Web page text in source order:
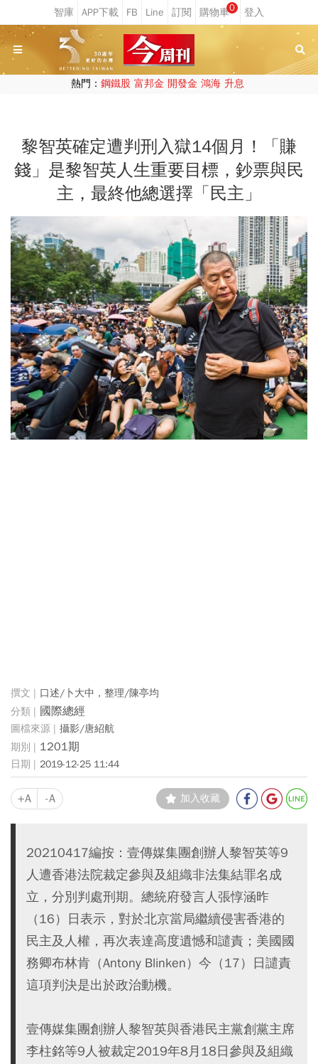
0
熱門： 鋼鐵股 富邦金 開發金 鴻海 升息
黎智英確定遭判刑入獄14個月！「賺
錢」是黎智英人生重要目標，鈔票與民
主，最終他總選擇「民主」
口述/卜大中，整理/陳亭均
國際總經
攝影/唐紹航
1201期
2019-12-25 11:44
+A -A 加入收藏
20210417編按：壹傳媒集團創辦人黎智英等9
人遭香港法院裁定參與及組織非法集結罪名成
立，分別判處刑期。總統府發言人張惇涵昨
（16）日表示，對於北京當局繼續侵害香港的
民主及人權，再次表達高度遺憾和譴責；美國國
務卿布林肯（Antony Blinken）今（17）日譴責
這項判決是出於政治動機。
壹傳媒集團創辦人黎智英與香港民主黨創黨主席
李柱銘等9人被裁定2019年8月18日參與及組織